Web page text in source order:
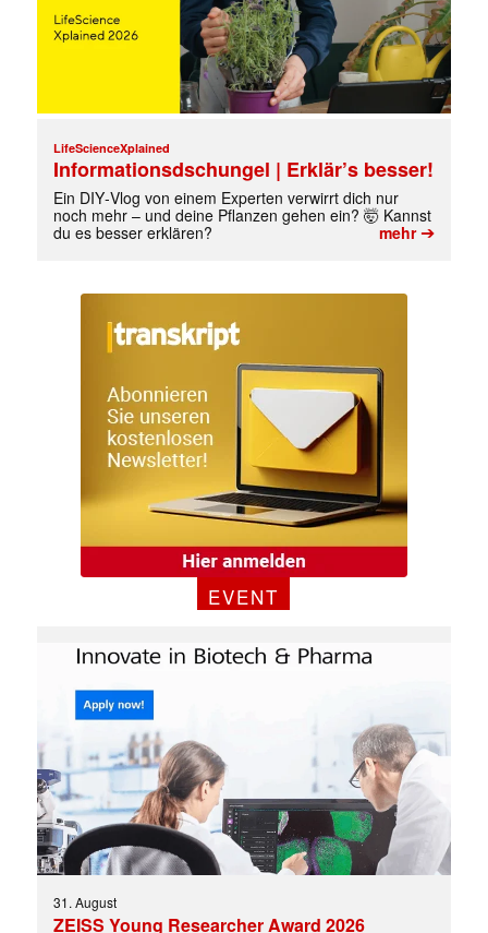
LifeScienceXplained
Informationsdschungel | Erklär’s besser!
Ein DIY‑Vlog von einem Experten verwirrt dich nur
noch mehr – und deine Pflanzen gehen ein? 🤯 Kannst
du es besser erklären?
mehr➔
EVENT
31. August
ZEISS Young Researcher Award 2026